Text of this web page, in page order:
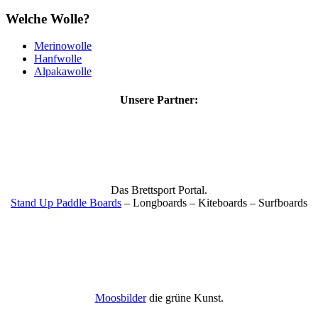
Welche Wolle?
Merinowolle
Hanfwolle
Alpakawolle
Unsere Partner:
Das Brettsport Portal.
Stand Up Paddle Boards – Longboards – Kiteboards – Surfboards
Moosbilderdie grüne Kunst.